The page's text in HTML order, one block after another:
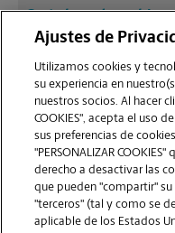
¿Qué clase de
debo usar para
¿Puedo terminar un
(laminado,
sucursal ubicada en
¿La sucursal de
impresión de gran
Ajustes de
Utilizamos cookies y
su experiencia en
nuestros socios. Al hacer
COOKIES", acepta el uso
sus preferencias de
"PERSONALIZAR
derecho a desactivar las
que pueden "compartir"
"terceros" (tal y como se
aplicable de los Estados